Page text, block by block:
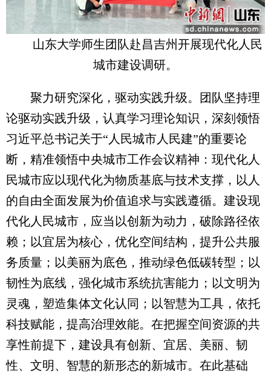
山东大学师生团队赴昌吉州开展现代化人民
城市建设调研。
聚力研究深化，驱动实践升级。团队坚持理
论驱动实践升级，认真学习理论知识，深刻领悟
习近平总书记关于“人民城市人民建”的重要论
断，精准领悟中央城市工作会议精神：现代化人
民城市应以现代化为物质基底与技术支撑，以人
的自由全面发展为价值追求与实践遵循。建设现
代化人民城市，应当以创新为动力，破除路径依
赖；以宜居为核心，优化空间结构，提升公共服
务质量；以美丽为底色，推动绿色低碳转型；以
韧性为底线，强化城市系统抗害能力；以文明为
灵魂，塑造集体文化认同；以智慧为工具，依托
科技赋能，提高治理效能。在把握空间资源的共
享性前提下，建设具有创新、宜居、美丽、韧
性、文明、智慧的新形态的新城市。在此基础